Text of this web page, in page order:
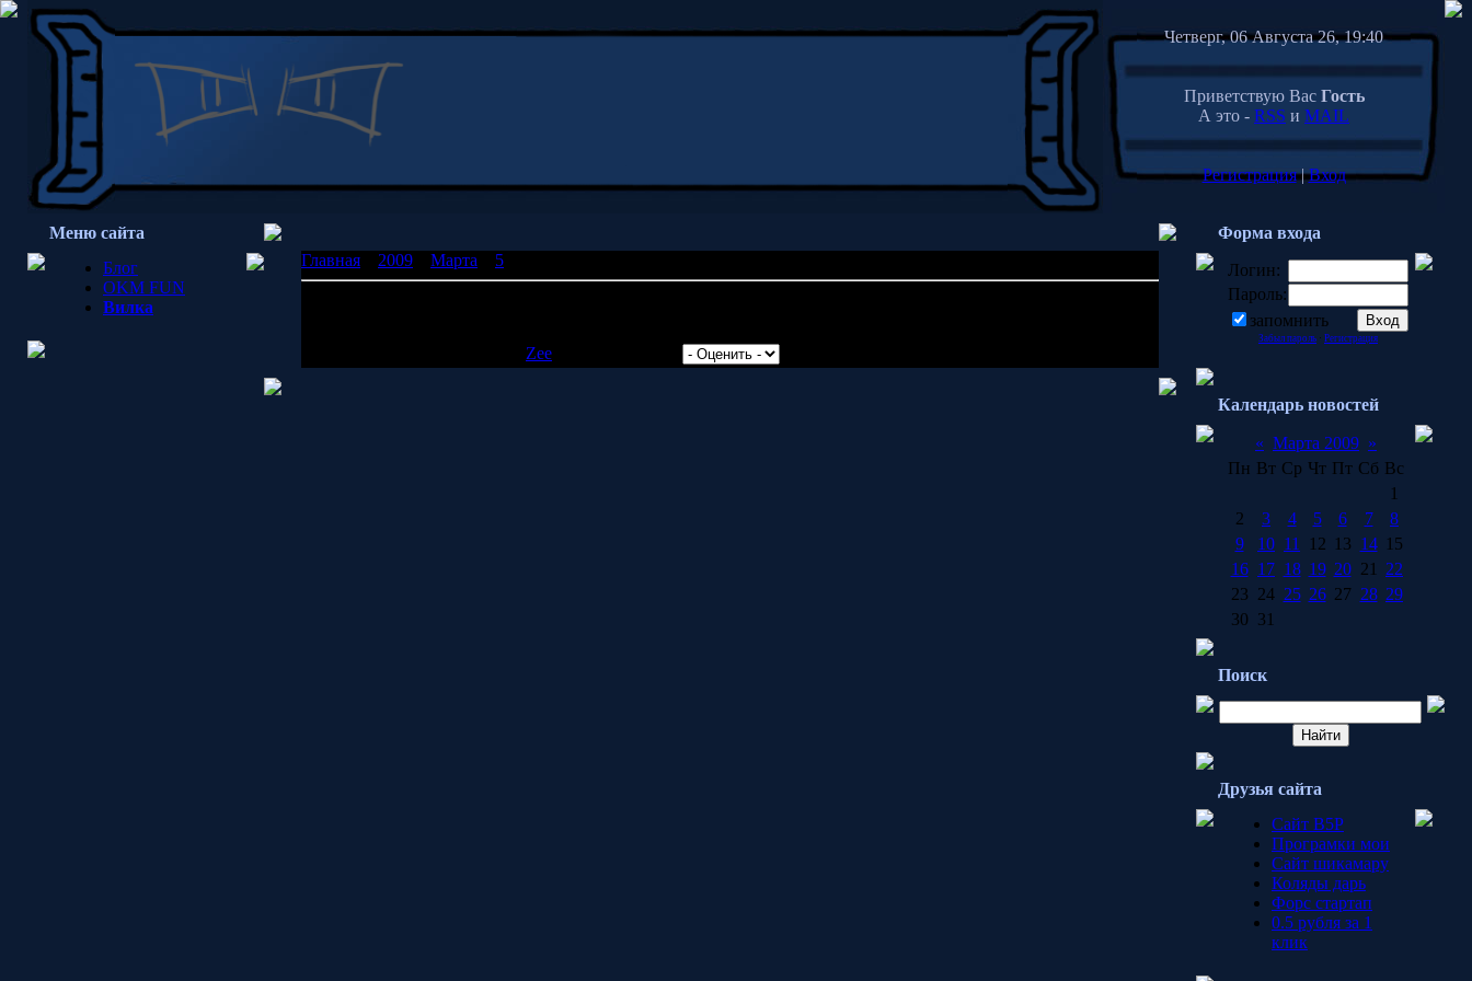
Четверг, 06 Августа 26, 19:40
Приветствую Вас Гость
А это - RSS и MAIL
Регистрация|Вход
Меню сайта
Блог
OKM FUN
Вилка
Главная 2009 Марта 5
Zee
Форма входа
Логин:
Пароль:
запомнить
Забыл пароль · Регистрация
Календарь новостей
« Марта 2009 »
Пн Вт Ср Чт Пт Сб Вс
1
2
3 4 5 6 7
8
9
10 11 12 13 14 15
16 17 18 19 20 21
22
23 24 25 26 27 28 29
30 31
Поиск
Друзья сайта
Сайт B5P
Програмки мои
Сайт шикамару
Коляды дарь
Форс стартап
0.5 рубля за 1
клик